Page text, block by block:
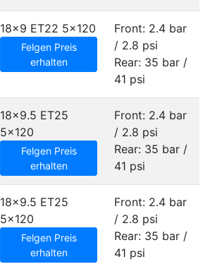
18x9 ET22 5x120
Felgen Preis
erhalten
Front: 2.4 bar
/ 2.8 psi
Rear: 35 bar /
41 psi
18x9.5 ET25
5x120
Felgen Preis
erhalten
Front: 2.4 bar
/ 2.8 psi
Rear: 35 bar /
41 psi
18x9.5 ET25
5x120
Felgen Preis
erhalten
Front: 2.4 bar
/ 2.8 psi
Rear: 35 bar /
41 psi